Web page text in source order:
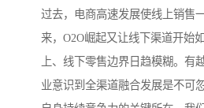
过去，电商高速发展使线上销售
来，O2O崛起又让线下渠道开始
上、线下零售边界日趋模糊。有
业意识到全渠道融合发展是不可